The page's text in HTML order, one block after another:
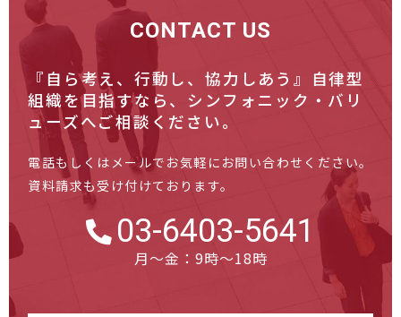
CONTACT US
『自ら考え、行動し、協力しあう』自律型
組織を目指すなら、 シンフォニック・バリ
ューズへご相談ください。
電話もしくはメールでお気軽にお問い合わせください。
資料請求も受け付けております。
03-6403-5641
月～金：9時～18時